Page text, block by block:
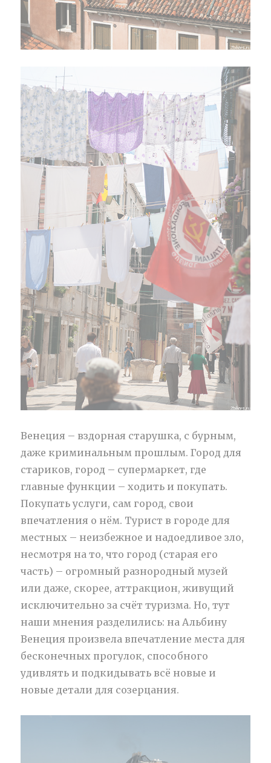
Венеция – вздорная старушка, с бурным,
даже криминальным прошлым. Город для
стариков, город – супермаркет, где
главные функции – ходить и покупать.
Покупать услуги, сам город, свои
впечатления о нём. Турист в городе для
местных – неизбежное и надоедливое зло,
несмотря на то, что город (старая его
часть) – огромный разнородный музей
или даже, скорее, аттракцион, живущий
исключительно за счёт туризма. Но, тут
наши мнения разделились: на Альбину
Венеция произвела впечатление места для
бесконечных прогулок, способного
удивлять и подкидывать всё новые и
новые детали для созерцания.